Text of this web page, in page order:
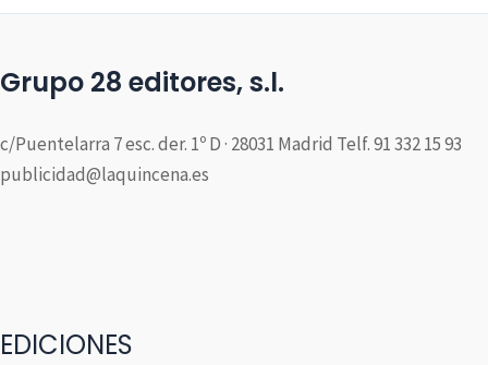
Grupo 28 editores, s.l.
c/Puentelarra 7 esc. der. 1º D · 28031 Madrid Telf. 91 332 15 93
publicidad@laquincena.es
EDICIONES